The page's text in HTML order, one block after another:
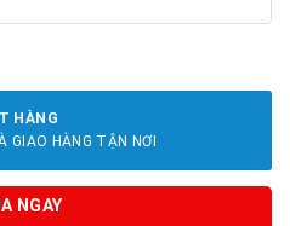
I5-1145G7 8CPU, Ram 16GB,
HÀNG
GIAO HÀNG TẬN NƠI
NGAY